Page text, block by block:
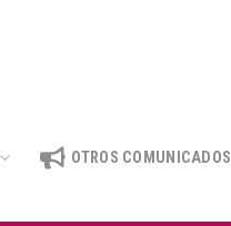
OTROS COMUNICADOS